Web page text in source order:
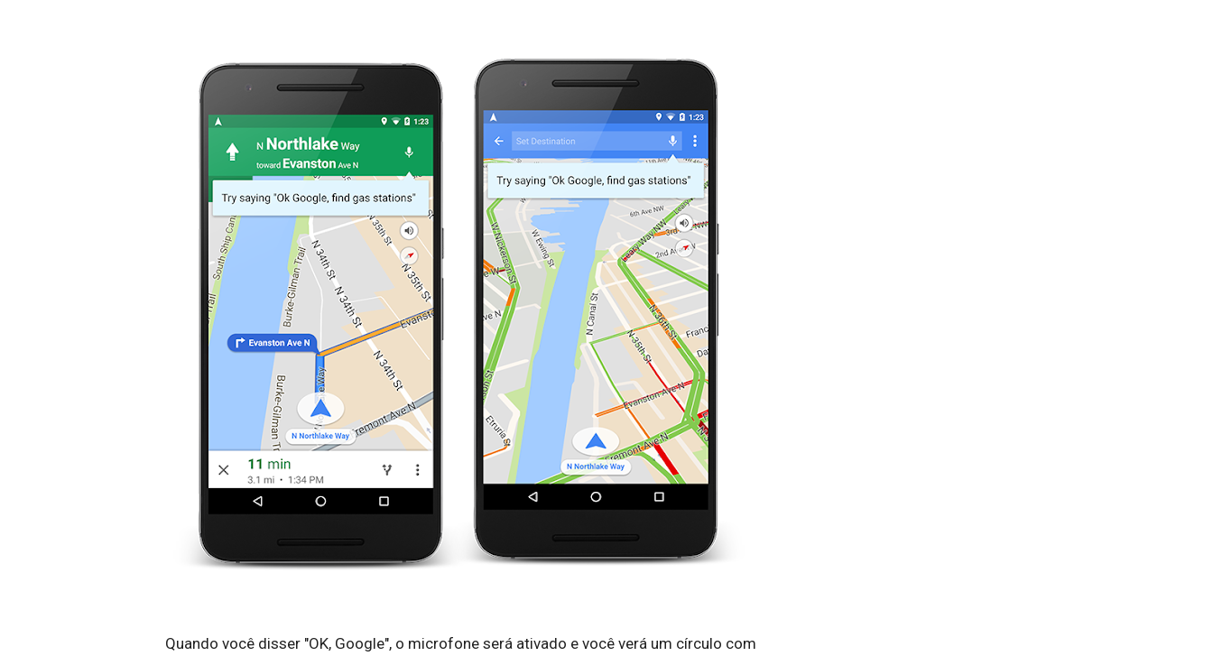
Quando você disser "OK, Google", o microfone será ativado e você verá um círculo com